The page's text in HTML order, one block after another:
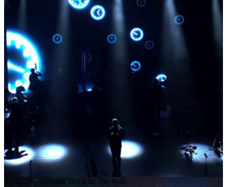
13.12.21 – Another Brick In The Wall